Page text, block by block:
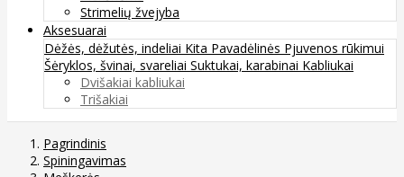
Strimelių žvejyba
Aksesuarai
Dėžės, dėžutės, indeliai Kita Pavadėlinės Pjuvenos rūkimui
Šėryklos, švinai, svareliai Suktukai, karabinai Kabliukai
Dvišakiai kabliukai
Trišakiai
Pagrindinis
Spiningavimas